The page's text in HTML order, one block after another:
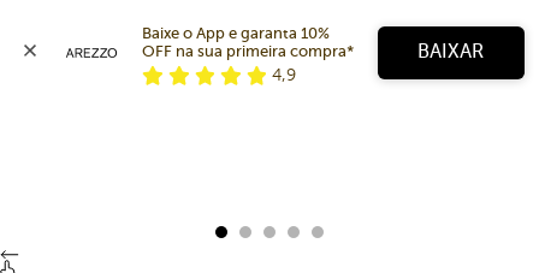
Baixe o App e garanta 10%
OFF na sua primeira compra*
4,9
BAIXAR